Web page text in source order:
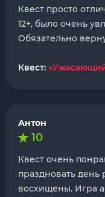
Квест просто
12+, было очень
Обязательно
Квест:
Антон
10
Квест очень
праздновать
восхищены. Игра